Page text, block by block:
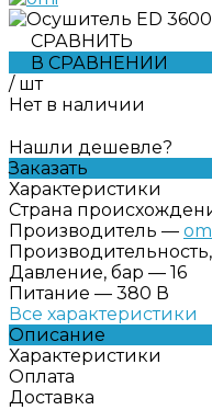
СРАВНИТЬ
В СРАВНЕНИИ
/ шт
Нет в наличии
Нашли дешевле?
Заказать
Характеристики
Страна
Производитель —
Давление, бар — 16
Питание — 380 В
Все характеристики
Описание
Характеристики
Оплата
Доставка